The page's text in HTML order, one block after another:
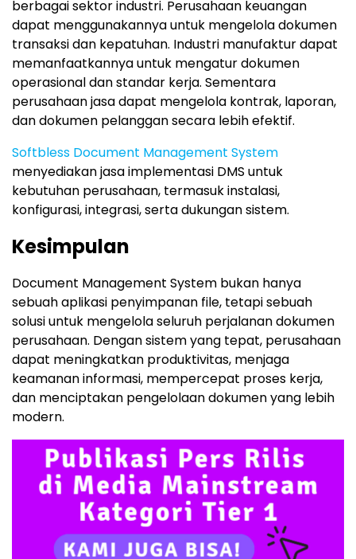
berbagai sektor industri. Perusahaan keuangan
dapat menggunakannya untuk mengelola dokumen
transaksi dan kepatuhan. Industri manufaktur dapat
memanfaatkannya untuk mengatur dokumen
operasional dan standar kerja. Sementara
perusahaan jasa dapat mengelola kontrak, laporan,
dan dokumen pelanggan secara lebih efektif.
Softbless Document Management System
menyediakan jasa implementasi DMS untuk
kebutuhan perusahaan, termasuk instalasi,
konfigurasi, integrasi, serta dukungan sistem.
Kesimpulan
Document Management System bukan hanya
sebuah aplikasi penyimpanan file, tetapi sebuah
solusi untuk mengelola seluruh perjalanan dokumen
perusahaan. Dengan sistem yang tepat, perusahaan
dapat meningkatkan produktivitas, menjaga
keamanan informasi, mempercepat proses kerja,
dan menciptakan pengelolaan dokumen yang lebih
modern.